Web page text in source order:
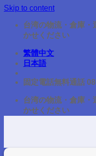
Skip to content
台湾の物流・倉庫・
かせください
繁體中文
日本語
固定電話無料通話
台湾の物流・倉庫・
かせください